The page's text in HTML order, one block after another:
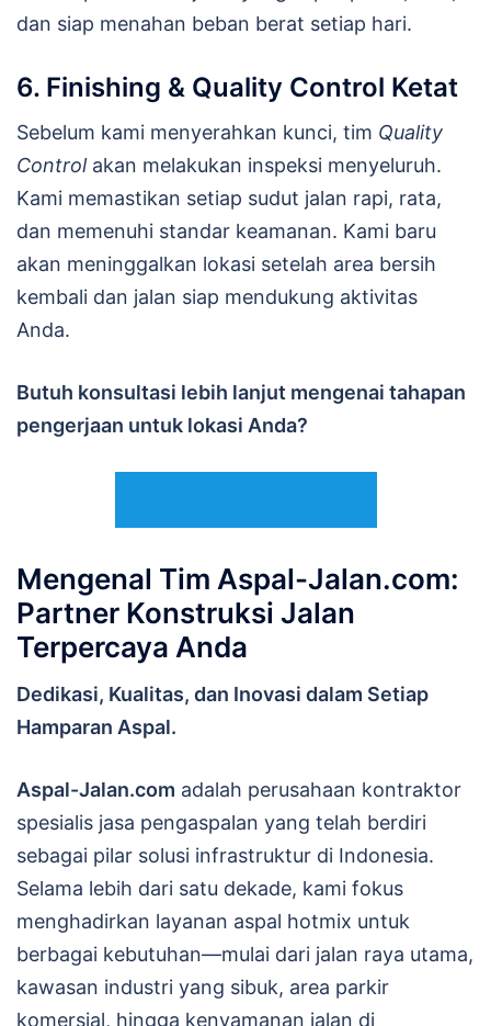
dan siap menahan beban berat setiap hari.
6. Finishing & Quality Control Ketat
Sebelum kami menyerahkan kunci, tim Quality
Controlakan melakukan inspeksi menyeluruh.
Kami memastikan setiap sudut jalan rapi, rata,
dan memenuhi standar keamanan. Kami baru
akan meninggalkan lokasi setelah area bersih
kembali dan jalan siap mendukung aktivitas
Anda.
Butuh konsultasi lebih lanjut mengenai tahapan
pengerjaan untuk lokasi Anda?
Mengenal Tim Aspal-Jalan.com:
Partner Konstruksi Jalan
Terpercaya Anda
Dedikasi, Kualitas, dan Inovasi dalam Setiap
Hamparan Aspal.
Aspal-Jalan.com adalah perusahaan kontraktor
spesialis jasa pengaspalan yang telah berdiri
sebagai pilar solusi infrastruktur di Indonesia.
Selama lebih dari satu dekade, kami fokus
menghadirkan layanan aspal hotmix untuk
berbagai kebutuhan—mulai dari jalan raya utama,
kawasan industri yang sibuk, area parkir
komersial, hingga kenyamanan jalan di